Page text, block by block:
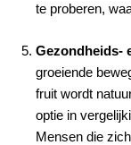
te proberen,
Gezondheids-
groeiende
fruit wordt
optie in
Mensen die